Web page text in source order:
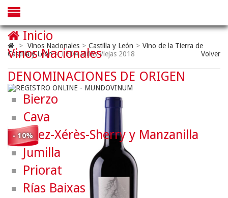
> Vinos Nacionales > Castilla y León > Vino de la Tierra de
Castilla y León > LEDA Viñas Viejas 2018 Volver
- 10%
Inicio
Vinos Nacionales
DENOMINACIONES DE ORIGEN
Bierzo
Cava
Jerez-Xérès-Sherry y Manzanilla
Jumilla
Priorat
Rías Baixas